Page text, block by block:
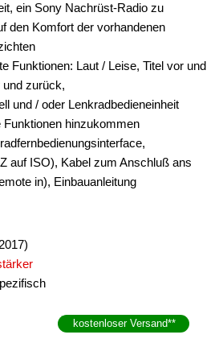
ein Sony Nachrüst-Radio zu
den Komfort der vorhandenen
Funktionen: Laut / Leise, Titel vor und
zurück,
und / oder Lenkradbedieneinheit
Funktionen hinzukommen
auf ISO), Kabel zum Anschluß ans
in), Einbauanleitung
kostenloser Versand**